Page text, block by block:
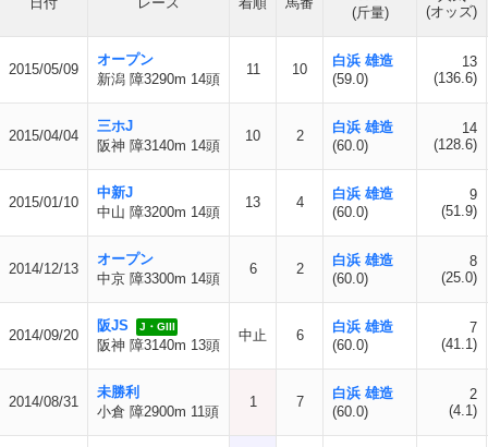
(斤量)
(オッズ)
2015/05/09
オープン
新潟 障3290m 14頭
11 10
白浜 雄造
(59.0)
13
(136.6)
2015/04/04
三ホJ
阪神 障3140m 14頭
10 2
白浜 雄造
(60.0)
14
(128.6)
2015/01/10
中新J
中山 障3200m 14頭
13 4
白浜 雄造
(60.0)
9
(51.9)
2014/12/13
オープン
中京 障3300m 14頭
6 2
白浜 雄造
(60.0)
8
(25.0)
2014/09/20
阪JS J・GIII
阪神 障3140m 13頭
中止 6
白浜 雄造
(60.0)
7
(41.1)
2014/08/31
未勝利
小倉 障2900m 11頭
1 7
白浜 雄造
(60.0)
2
(4.1)